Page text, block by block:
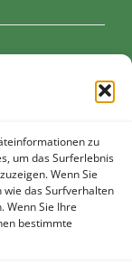
zu
um das Surferlebnis
Wenn Sie
wie das Surfverhalten
Wenn Sie Ihre
bestimmte